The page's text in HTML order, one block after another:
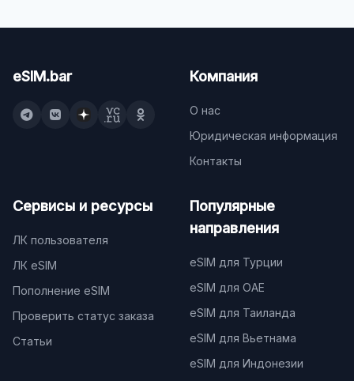
eSIM.bar Компания
О нас
Юридическая информация
Контакты
Сервисы и ресурсы
ЛК пользователя
ЛК eSIM
Пополнение eSIM
Проверить статус заказа
Статьи
Популярные
направления
eSIM для Турции
eSIM для ОАЕ
eSIM для Таиланда
eSIM для Вьетнама
eSIM для Индонезии